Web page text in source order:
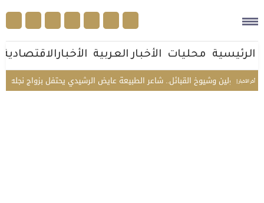
الرئيسية محليات الأخبار العربية الأخبارالاقتصادية
أخر الأخبار |وشيوخ القبائل.. شاعر الطبيعة عايض الرشيدي يحتفل بزواج نجله محمد في